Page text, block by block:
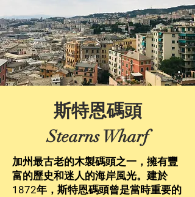
斯特恩碼頭
Stearns Wharf
加州最古老的木製碼頭之一，擁有豐
富的歷史和迷人的海岸風光。建於
1872年，斯特恩碼頭曾是當時重要的